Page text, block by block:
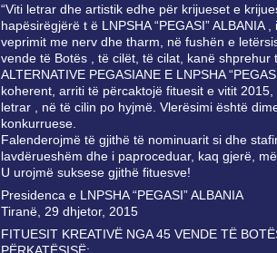
“Viti letrar dhe artistik edhe për krijueset e
hapësirëgjërë t ë LNPSHA “PEGASI”
veprimit me nerv dhe tharm, në fushën e
vende të Botës , të cilët, të cilat, kanë
ALTERNATIVE PEGASIANE E LNPSHA
koherent, arriti të përcaktojë fituesit e vitit
letrar , në të cilin po hyjmë. Vlerësimi është
konkurruese.
Falenderojmë të gjithë të nominuarit si dhe
lavdërueshëm dhe i paproceduar, kaq gjerë,
U urojmë suksese gjithë fituesve!
Presidenca e LNPSHA “PEGASI” ALBANIA
Tiranë, 29 dhjetor, 2015
FITUESIT KREATIVË NGA 45 VENDE TË